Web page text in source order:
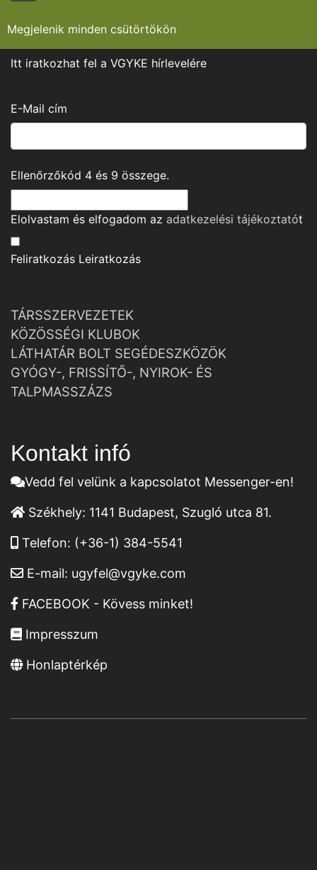
Megjelenik minden csütörtökön
Itt iratkozhat fel a VGYKE hírlevelére
E-Mail cím
Ellenőrzőkód 4 és 9 összege.
Elolvastam és elfogadom az adatkezelési tájékoztatót
Feliratkozás Leiratkozás
TÁRSSZERVEZETEK
KÖZÖSSÉGI KLUBOK
LÁTHATÁR BOLT SEGÉDESZKÖZÖK
GYÓGY-, FRISSÍTŐ-, NYIROK- ÉS
TALPMASSZÁZS
Kontakt infó
Vedd fel velünk a kapcsolatot Messenger-en!
Székhely: 1141 Budapest, Szugló utca 81.
Telefon: (+36-1) 384-5541
E-mail: ugyfel@vgyke.com
FACEBOOK - Kövess minket!
Impresszum
Honlaptérkép